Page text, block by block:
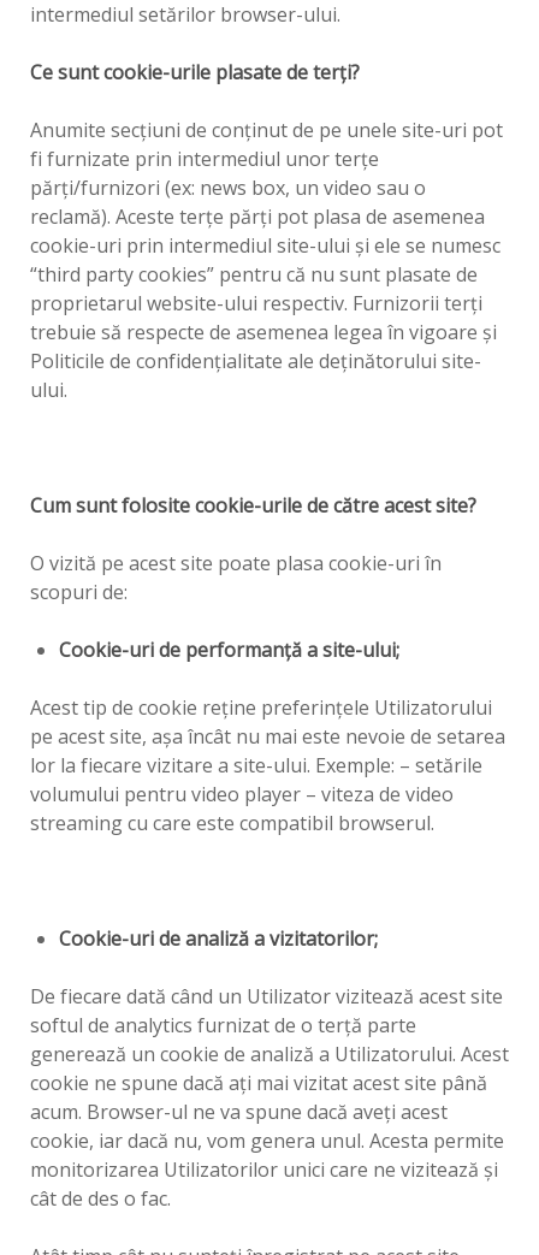
intermediul setărilor browser-ului.
Ce sunt cookie-urile plasate de terţi?
Anumite secţiuni de conţinut de pe unele site-uri pot
fi furnizate prin intermediul unor terţe
părţi/furnizori (ex: news box, un video sau o
reclamă). Aceste terţe părţi pot plasa de asemenea
cookie-uri prin intermediul site-ului şi ele se numesc
“third party cookies” pentru că nu sunt plasate de
proprietarul website-ului respectiv. Furnizorii terţi
trebuie să respecte de asemenea legea în vigoare şi
Politicile de confidenţialitate ale deţinătorului site-
ului.
Cum sunt folosite cookie-urile de către acest site?
O vizită pe acest site poate plasa cookie-uri în
scopuri de:
Cookie-uri de performanţă a site-ului;
Acest tip de cookie reţine preferinţele Utilizatorului
pe acest site, aşa încât nu mai este nevoie de setarea
lor la fiecare vizitare a site-ului. Exemple: – setările
volumului pentru video player – viteza de video
streaming cu care este compatibil browserul.
Cookie-uri de analiză a vizitatorilor;
De fiecare dată când un Utilizator vizitează acest site
softul de analytics furnizat de o terţă parte
generează un cookie de analiză a Utilizatorului. Acest
cookie ne spune dacă aţi mai vizitat acest site până
acum. Browser-ul ne va spune dacă aveţi acest
cookie, iar dacă nu, vom genera unul. Acesta permite
monitorizarea Utilizatorilor unici care ne vizitează şi
cât de des o fac.